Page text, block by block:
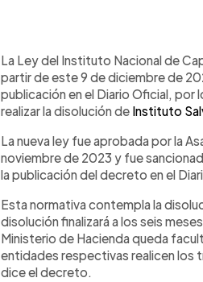
► Escuchar artículo
La Ley del Instituto Nacional de
partir de este 9 de diciembre de
publicación en el Diario Oficial, por
realizar la disolución de Instituto
La nueva ley fue aprobada por la
noviembre de 2023 y fue
la publicación del decreto en el
Esta normativa contempla la
disolución finalizará a los seis
Ministerio de Hacienda queda
entidades respectivas realicen los
dice el decreto.